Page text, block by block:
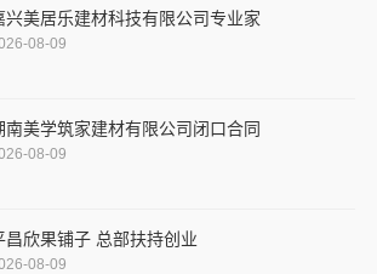
兴美居乐建材科技有限公司专业家
08-09
南美学筑家建材有限公司闭口合同
08-09
昌欣果铺子 总部扶持创业
08-09